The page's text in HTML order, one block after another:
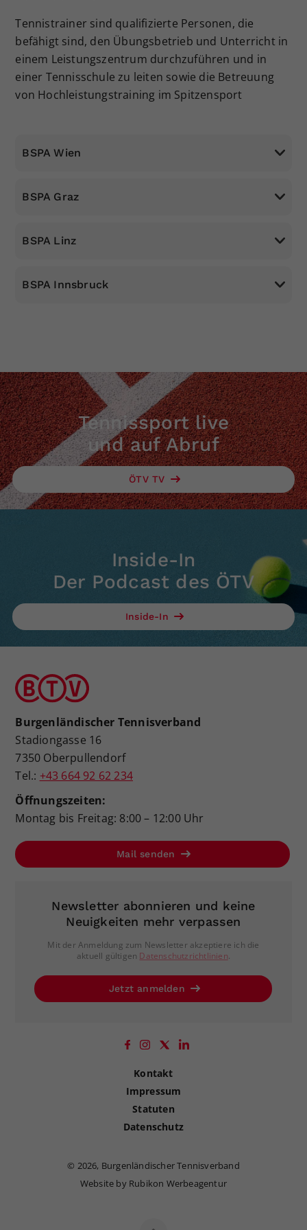
Tennistrainer sind qualifizierte Personen, die
befähigt sind, den Übungsbetrieb und Unterricht in
einem Leistungszentrum durchzuführen und in
einer Tennisschule zu leiten sowie die Betreuung
von Hochleistungstraining im Spitzensport
BSPA Wien
BSPA Graz
BSPA Linz
BSPA Innsbruck
Tennissport live
und auf Abruf
ÖTV TV
Inside-In
Der Podcast des ÖTV
Inside-In
Burgenländischer Tennisverband
Stadiongasse 16
7350 Oberpullendorf
Tel.: +43 664 92 62 234
Öffnungszeiten:
Montag bis Freitag: 8:00 – 12:00 Uhr
Mail senden
Newsletter abonnieren und keine
Neuigkeiten mehr verpassen
Mit der Anmeldung zum Newsletter akzeptiere ich die
aktuell gültigen Datenschutzrichtlinien.
Jetzt anmelden
Kontakt
Impressum
Statuten
Datenschutz
© 2026, Burgenländischer Tennisverband
Website by Rubikon Werbeagentur
Zweck
Dieser Wert speichert Ihre Consent-
Einstellungen. Unter anderem eine
zufällig generierte ID, für die
historische Speicherung Ihrer
vorgenommen Einstellungen, falls der
Webseiten-Betreiber dies eingestellt